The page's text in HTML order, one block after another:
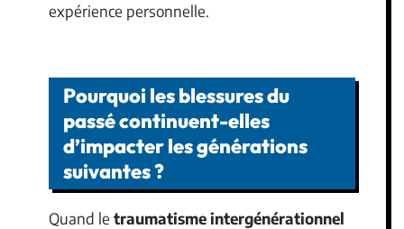
expérience personnelle.
Pourquoi les blessures du
passé continuent-elles
d’impacter les générations
suivantes ?
Quand le traumatisme intergénérationnel